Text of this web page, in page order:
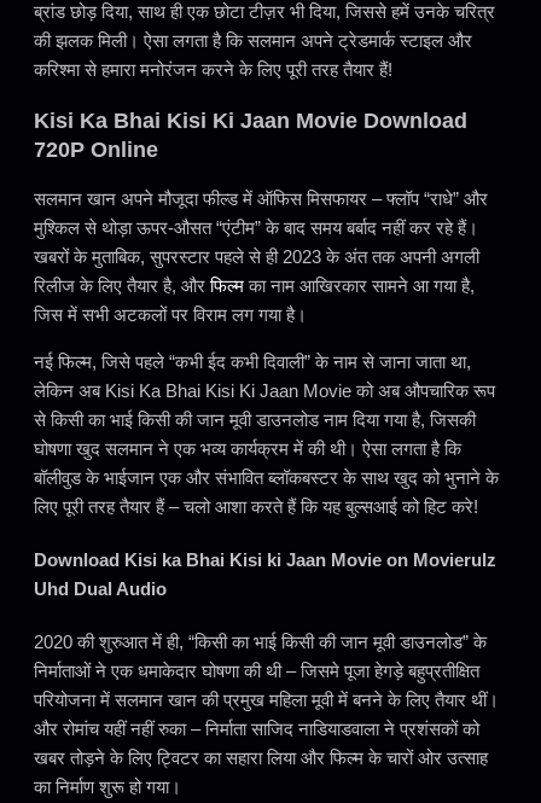
ब्रांड छोड़ दिया, साथ ही एक छोटा टीज़र भी दिया, जिससे हमें उनके चरित्र
की झलक मिली। ऐसा लगता है कि सलमान अपने ट्रेडमार्क स्टाइल और
करिश्मा से हमारा मनोरंजन करने के लिए पूरी तरह तैयार हैं!
Kisi Ka Bhai Kisi Ki Jaan Movie Download
720P Online
सलमान खान अपने मौजूदा फील्ड में ऑफिस मिसफायर – फ्लॉप “राधे” और
मुश्किल से थोड़ा ऊपर-औसत “एंटीम” के बाद समय बर्बाद नहीं कर रहे हैं।
खबरों के मुताबिक, सुपरस्टार पहले से ही 2023 के अंत तक अपनी अगली
रिलीज के लिए तैयार है, औरफिल्मका नाम आखिरकार सामने आ गया है,
जिस में सभी अटकलों पर विराम लग गया है।
नई फिल्म, जिसे पहले “कभी ईद कभी दिवाली” के नाम से जाना जाता था,
लेकिन अब Kisi Ka Bhai Kisi Ki Jaan Movie को अब औपचारिक रूप
से किसी का भाई किसी की जान मूवी डाउनलोड नाम दिया गया है, जिसकी
घोषणा खुद सलमान ने एक भव्य कार्यक्रम में की थी। ऐसा लगता है कि
बॉलीवुड के भाईजान एक और संभावित ब्लॉकबस्टर के साथ खुद को भुनाने के
लिए पूरी तरह तैयार हैं – चलो आशा करते हैं कि यह बुल्सआई को हिट करे!
Download Kisi ka Bhai Kisi ki Jaan Movie on Movierulz
Uhd Dual Audio
2020 की शुरुआत में ही, “किसी का भाई किसी की जान मूवी डाउनलोड” के
निर्माताओं ने एक धमाकेदार घोषणा की थी – जिसमे पूजा हेगड़े बहुप्रतीक्षित
परियोजना में सलमान खान की प्रमुख महिला मूवी में बनने के लिए तैयार थीं।
और रोमांच यहीं नहीं रुका – निर्माता साजिद नाडियाडवाला ने प्रशंसकों को
खबर तोड़ने के लिए ट्विटर का सहारा लिया और फिल्म के चारों ओर उत्साह
का निर्माण शुरू हो गया।